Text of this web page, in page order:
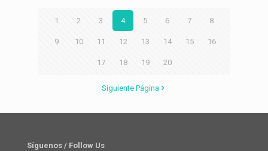
1 2 3 4 5 6 7 8
9 10 11 12 13 14 15 16
17 18 19 20
Siguiente Página
Síguenos / Follow Us